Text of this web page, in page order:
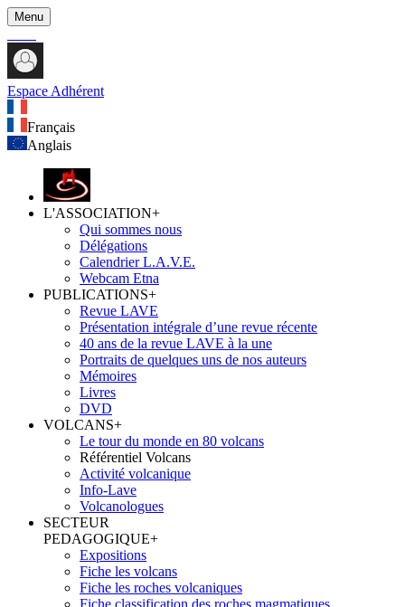
Menu
Espace Adhérent
Français
Anglais
L'ASSOCIATION+
Qui sommes nous
Délégations
Calendrier L.A.V.E.
Webcam Etna
PUBLICATIONS+
Revue LAVE
Présentation intégrale d’une revue récente
40 ans de la revue LAVE à la une
Portraits de quelques uns de nos auteurs
Mémoires
Livres
DVD
VOLCANS+
Le tour du monde en 80 volcans
Référentiel Volcans
Activité volcanique
Info-Lave
Volcanologues
SECTEUR
PEDAGOGIQUE+
Expositions
Fiche les volcans
Fiche les roches volcaniques
Fiche classification des roches magmatiques